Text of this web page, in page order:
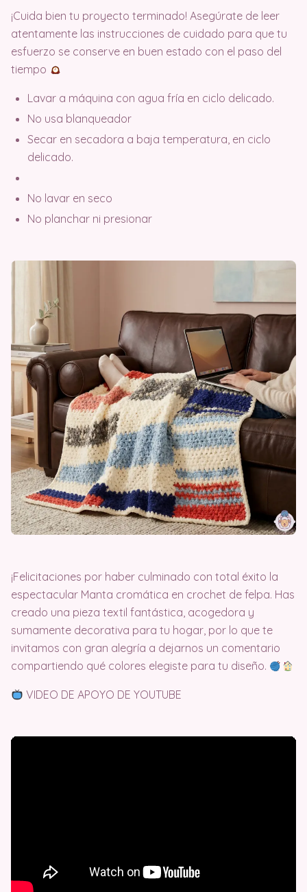
¡Cuida bien tu proyecto terminado! Asegúrate de leer
atentamente las instrucciones de cuidado para que tu
esfuerzo se conserve en buen estado con el paso del
tiempo
Lavar a máquina con agua fría en ciclo delicado.
No usa blanqueador
Secar en secadora a baja temperatura, en ciclo
delicado.
No lavar en seco
No planchar ni presionar
¡Felicitaciones por haber culminado con total éxito la
espectacular Manta cromática en crochet de felpa. Has
creado una pieza textil fantástica, acogedora y
sumamente decorativa para tu hogar, por lo que te
invitamos con gran alegría a dejarnos un comentario
compartiendo qué colores elegiste para tu diseño.
VIDEO DE APOYO DE YOUTUBE